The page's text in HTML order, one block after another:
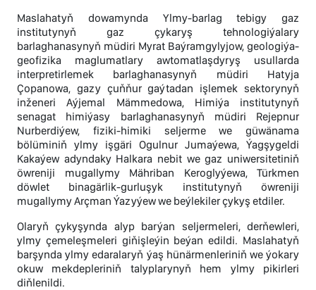
Maslahatyň dowamynda Ylmy-barlag tebigy gaz
institutynyň gaz çykaryş tehnologiýalary
barlaghanasynyň müdiri Myrat Baýramgylyjow, geologiýa-
geofizika maglumatlary awtomatlaşdyryş usullarda
interpretirlemek barlaghanasynyň müdiri Hatyja
Çopanowa, gazy çuňňur gaýtadan işlemek sektorynyň
inženeri Aýjemal Mämmedowa, Himiýa institutynyň
senagat himiýasy barlaghanasynyň müdiri Rejepnur
Nurberdiýew, fiziki-himiki seljerme we güwänama
bölüminiň ylmy işgäri Ogulnur Jumaýewa, Ýagşygeldi
Kakaýew adyndaky Halkara nebit we gaz uniwersitetiniň
öwreniji mugallymy Mähriban Keroglyýewa, Türkmen
döwlet binagärlik-gurluşyk institutynyň öwreniji
mugallymy Arçman Ýazyýew we beýlekiler çykyş etdiler.
Olaryň çykyşynda alyp barýan seljermeleri, derňewleri,
ylmy çemeleşmeleri giňişleýin beýan edildi. Maslahatyň
barşynda ylmy edaralaryň ýaş hünärmenleriniň we ýokary
okuw mekdepleriniň talyplarynyň hem ylmy pikirleri
diňlenildi.